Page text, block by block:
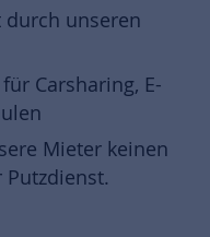
durch unseren
Carsharing, E-
Mieter keinen